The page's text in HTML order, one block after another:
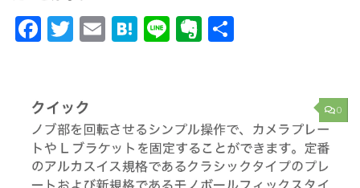
Facebook
Twitter
EmailHatena
LineEvernote
0